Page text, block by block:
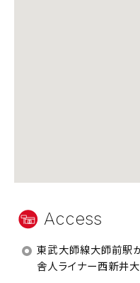
Access
東武大師線大師前駅
舎人ライナー西新井